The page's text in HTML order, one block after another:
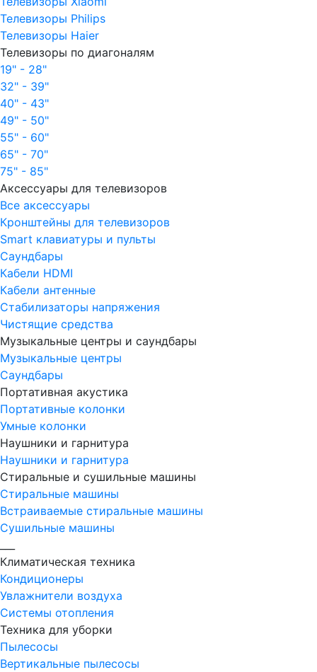
Телевизоры Philips
Телевизоры Haier
Телевизоры по диагоналям
19" - 28"
32" - 39"
40" - 43"
49" - 50"
55" - 60"
65" - 70"
75" - 85"
Аксессуары для телевизоров
Все аксессуары
Кронштейны для телевизоров
Smart клавиатуры и пульты
Саундбары
Кабели HDMI
Кабели антенные
Стабилизаторы напряжения
Чистящие средства
Музыкальные центры и саундбары
Музыкальные центры
Саундбары
Портативная акустика
Портативные колонки
Умные колонки
Наушники и гарнитура
Наушники и гарнитура
Стиральные и сушильные машины
Стиральные машины
Встраиваемые стиральные машины
Сушильные машины
Климатическая техника
Кондиционеры
Увлажнители воздуха
Системы отопления
Техника для уборки
Пылесосы
Вертикальные пылесосы